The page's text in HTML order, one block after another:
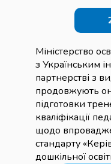
Міністерство
з Українським
партнерстві з
продовжують
підготовки
кваліфікації
щодо
стандарту
дошкільної